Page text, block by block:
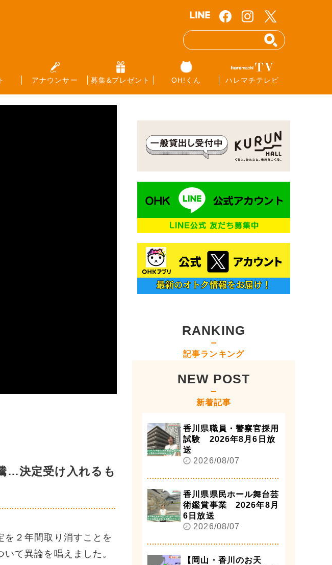
アナウンサー 募集&プレゼント OH!くん ハレマチテレビ
…決定受け入れるも
２年間取り消すことを
て異論を唱えました。
RANKING
記事ランキング
NEW POST
新着記事
香川県職員・警察官採用
試験 2026年8月6日放
送
2026/08/07
香川県県民ホール舞台芸
術鑑賞事業 2026年8月
6日放送
2026/08/07
【岡山・香川のお天